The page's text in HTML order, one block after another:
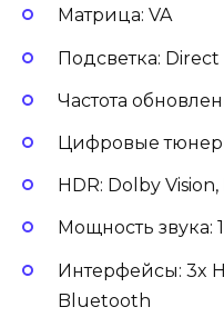
Матрица: VA
Подсветка: Direct
Частота
Цифровые
HDR: Dolby Vision,
Мощность звука:
Интерфейсы: 3x
Bluetooth